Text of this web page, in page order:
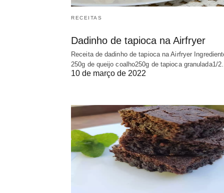
RECEITAS
Dadinho de tapioca na Airfryer
Receita de dadinho de tapioca na Airfryer
250g de queijo coalho250g de tapioca granulada1/
10 de março de 2022